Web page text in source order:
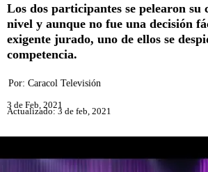
Los dos participantes se pelearon su
nivel y aunque no fue una decisión
exigente jurado, uno de ellos se
competencia.
Por: Caracol Televisión
3 de Feb, 2021
Actualizado: 3 de feb, 2021